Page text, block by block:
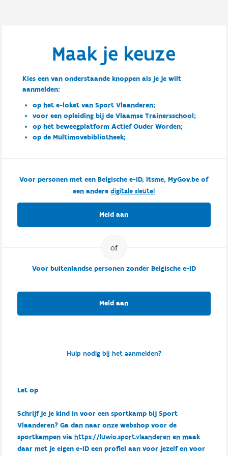
Maak je keuze
Kies een van onderstaande knoppen als je je wilt
aanmelden:
op het e-loket van Sport Vlaanderen;
voor een opleiding bij de Vlaamse Trainersschool;
op het beweegplatform Actief Ouder Worden;
op de Multimovebibliotheek;
Voor personen met een Belgische e-ID, Itsme, MyGov.be of
een anderedigitale sleutel
Meld aan
Voor buitenlandse personen zonder Belgische e-ID
Meld aan
Hulp nodig bij het aanmelden?
Let op
Schrijf je je kind in voor een sportkamp bij Sport
Vlaanderen? Ga dan naar onze webshop voor de
sportkampen via https://luwio.sport.vlaanderenen maak
daar met je eigen e-ID een profiel aan voor jezelf en voor